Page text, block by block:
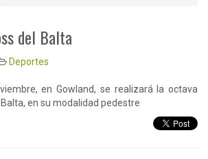
del Balta
Deportes
en Gowland, se realizará la octava
en su modalidad pedestre